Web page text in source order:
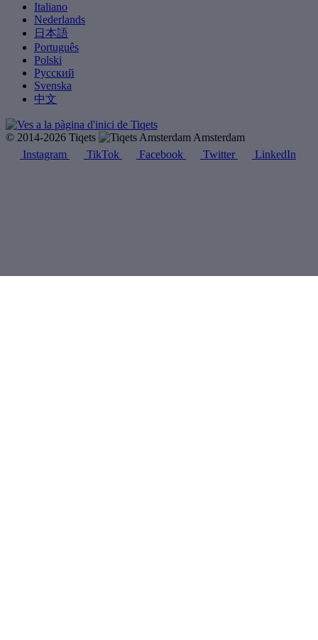
Italiano
Nederlands
日本語
Português
Polski
Русский
Svenska
中文
© 2014-2026 Tiqets
Amsterdam
Instagram
TikTok Facebook Twitter LinkedIn